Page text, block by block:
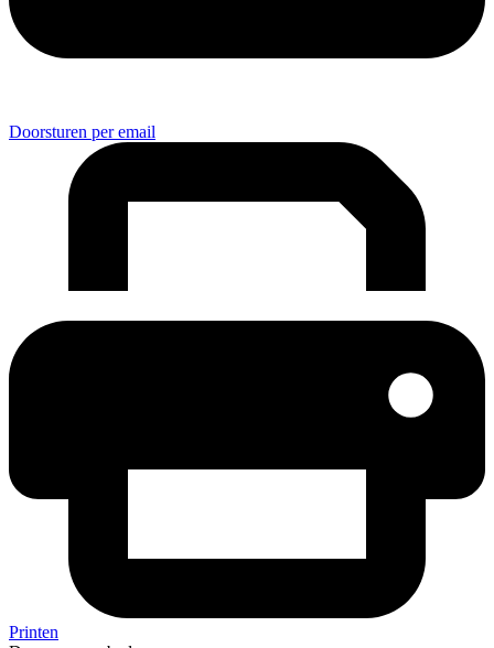
Doorsturen per email
Printen